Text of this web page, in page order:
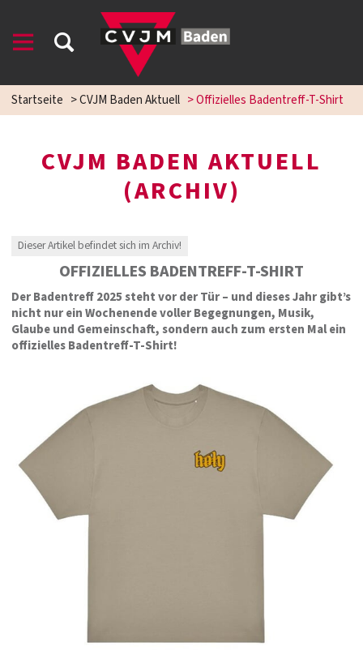
Startseite >CVJM Baden Aktuell >Offizielles Badentreff-T-Shirt
CVJM BADEN AKTUELL
(ARCHIV)
Dieser Artikel befindet sich im Archiv!
OFFIZIELLES BADENTREFF-T-SHIRT
Der Badentreff 2025 steht vor der Tür – und dieses Jahr gibt’s
nicht nur ein Wochenende voller Begegnungen, Musik,
Glaube und Gemeinschaft, sondern auch zum ersten Mal ein
offizielles Badentreff-T-Shirt!